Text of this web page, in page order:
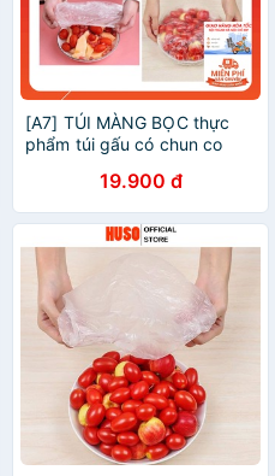
[A7] TÚI MÀNG BỌC thực
phẩm túi gấu có chun co
Thức Ăn Tiện Ích
19.900 đ